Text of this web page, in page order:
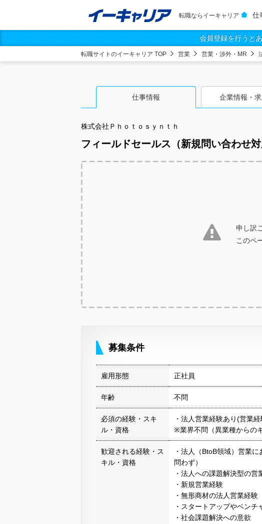
転職ならイーキャリア 仕
会員登録を行うと
転職サイトのイーキャリア TOP 営業 営業・渉外・MR
仕事情報 企業情報・
株式会社Ｐｈｏｔｏｓｙｎｔｈ
フィールドセールス（新規問い合わせ
申し訳
このペ
募集条件
雇用形態 正社員
年齢 不問
必須の経験・スキ
ル・資格
・法人営業経験あり(営業
※業界不問（異業種からの
歓迎される経験・ス
キル・資格
・法人（BtoB領域）営業
問わず）
・法人への課題解決型の営
・新規営業経験
・無形商材の法人営業経験
・スタートアップやベン
・社会課題解決への意欲